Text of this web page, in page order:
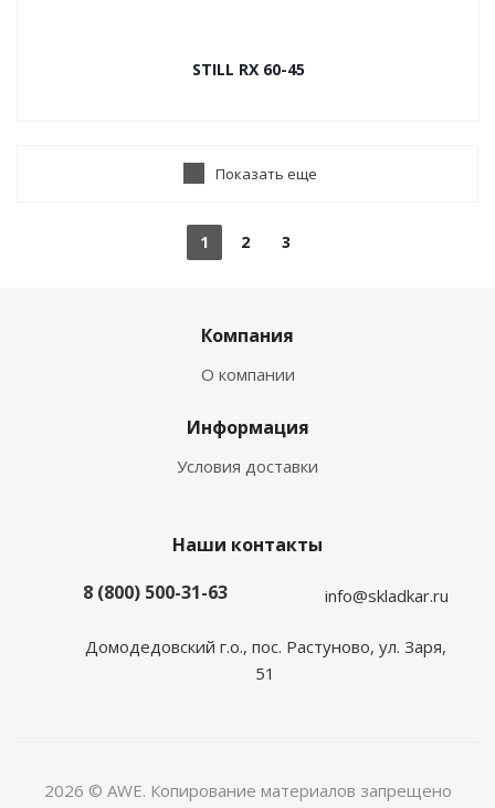
STILL RX 60-45
Показать еще
1 2 3
Компания
О компании
Информация
Условия доставки
Наши контакты
8 (800) 500-31-63
info@skladkar.ru
Домодедовский г.о., пос. Растуново, ул. Заря,
51
2026 © AWE. Копирование материалов запрещено